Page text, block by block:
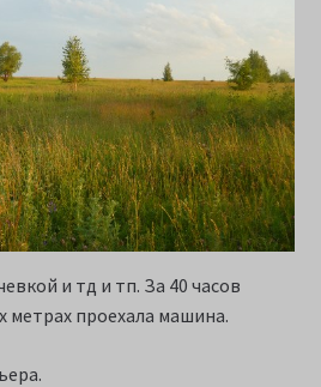
и тд и тп. За 40 часов
метрах проехала машина.